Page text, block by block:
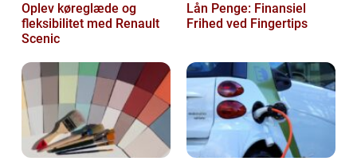
Oplev køreglæde og
fleksibilitet med Renault
Scenic
Lån Penge: Finansiel
Frihed ved Fingertips